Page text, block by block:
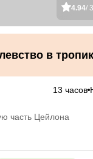
4.94/
в
13 часов
часть Цейлона